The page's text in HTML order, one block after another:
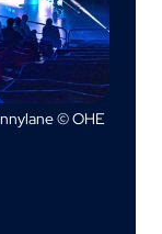
© OHE